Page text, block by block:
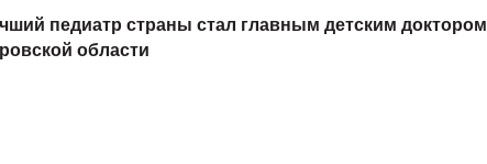
педиатр страны стал главным детским доктором
области